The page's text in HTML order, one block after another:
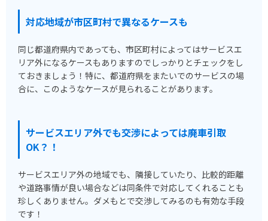
対応地域が市区町村で異なるケースも
同じ都道府県内であっても、市区町村によってはサービスエ
リア外になるケースもありますのでしっかりとチェックをし
ておきましょう！特に、都道府県をまたいでのサービスの場
合に、このようなケースが見られることがあります。
サービスエリア外でも交渉によっては廃車引取
OK？！
サービスエリア外の地域でも、隣接していたり、比較的距離
や道路事情が良い場合などは同条件で対応してくれることも
珍しくありません。ダメもとで交渉してみるのも有効な手段
です！